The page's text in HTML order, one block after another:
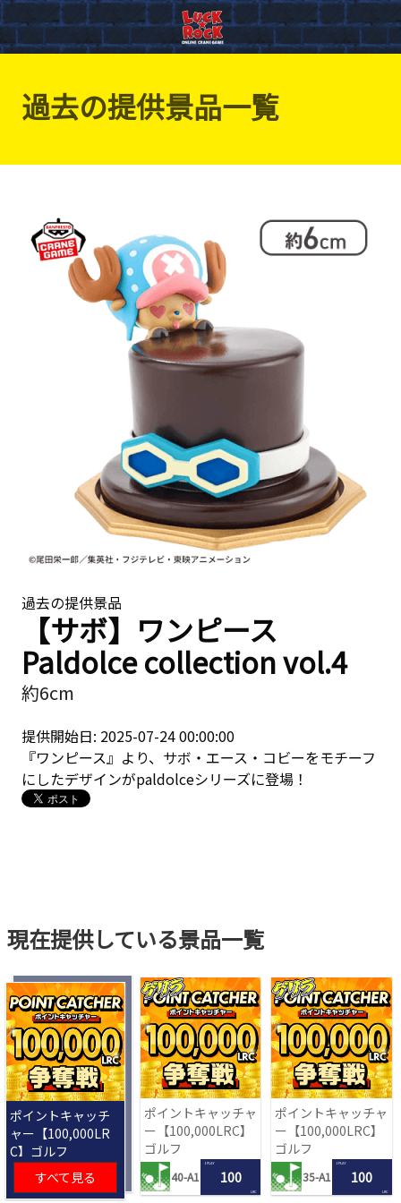
過去の提供景品一覧
過去の提供景品
【サボ】ワンピース
Paldolce collection vol.4
約6cm
提供開始日: 2025-07-24 00:00:00
『ワンピース』より、サボ・エース・コビーをモチーフ
にしたデザインがpaldolceシリーズに登場！
現在提供している景品一覧
ポイントキャッチ
ャー【100,000LR
C】ゴルフ
すべて見る
ポイントキャッチャ
ー【100,000LRC】
ゴルフ
40-A1
1 PLAY
100
LRC
ポイントキャッチャ
ー【100,000LRC】
ゴルフ
35-A1
1 PLAY
100
LRC